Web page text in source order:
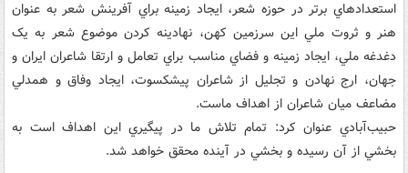
استعدادهاي برتر در حوزه شعر، ايجاد زمينه براي آفرينش شعر به عنوان
هنر و ثروت ملي اين سرزمين کهن، نهادينه کردن موضوع شعر به يک
دغدغه ملي، ايجاد زمينه و فضاي مناسب براي تعامل و ارتقا شاعران ايران و
جهان، ارج نهادن و تجليل از شاعران پيشکسوت، ايجاد وفاق و همدلي
مضاعف ميان شاعران از اهداف ماست.
حبيب‌آبادي عنوان کرد: تمام تلاش ما در پيگيري اين اهداف است به
بخشي از آن رسيده و بخشي در آينده محقق خواهد شد.